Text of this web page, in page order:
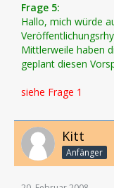
Frage 5:
Hallo, mich würde
Mittlerweile haben
geplant diesen
siehe Frage 1
Kitt
Anfänger